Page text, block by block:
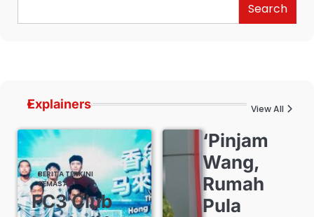
Search
Explainers View All
BERITA TERKINI
SEMASA
FC3 Club
‘Pinjam
Wang,
Rumah
Pula